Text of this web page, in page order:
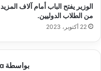
الوزير يفتح الباب أمام آلاف المزيد
من الطلاب الدوليين.
22 أكتوبر، 2023
بواسطة Adam Mortaza